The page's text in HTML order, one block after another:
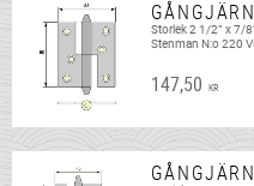
Storlek 2 1/2” x 7/
Stenman N:o 220
147,50 KR